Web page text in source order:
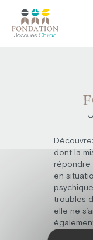
dont la
répondre
en
troubles
elle ne